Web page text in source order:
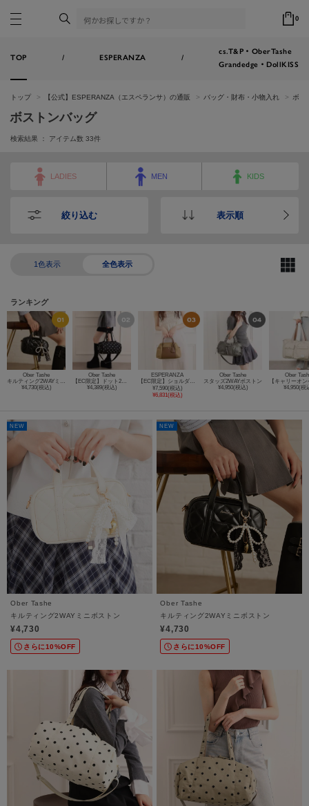
0
TOP / ESPERANZA /
cs.T&P・OberTashe
Grandedge・DollKISS
トップ 【公式】ESPERANZA（エスペランサ）の通販 バッグ・財布・小物入れ ボス
ボストンバッグ
検索結果 ： アイテム数 33件
LADIES MEN KIDS
絞り込む 表示順
1色表示 全色表示
ランキング
Ober Tashe
¥4,730(税込)
Ober Tashe
¥4,389(税込)
ESPERANZA
¥7,590(税込)
¥6,831(税込)
Ober Tashe
スタッズ2WAYボストン
¥4,950(税込)
Ober
¥4,950(税
NEW
Ober Tashe
キルティング2WAYミニボストン
¥4,730
さらに10%OFF
NEW
Ober Tashe
キルティング2WAYミニボストン
¥4,730
さらに10%OFF